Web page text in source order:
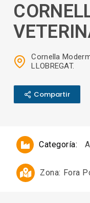
Cornella
LLOBREGAT.
Compartir
Categoría:
Zona: Fora